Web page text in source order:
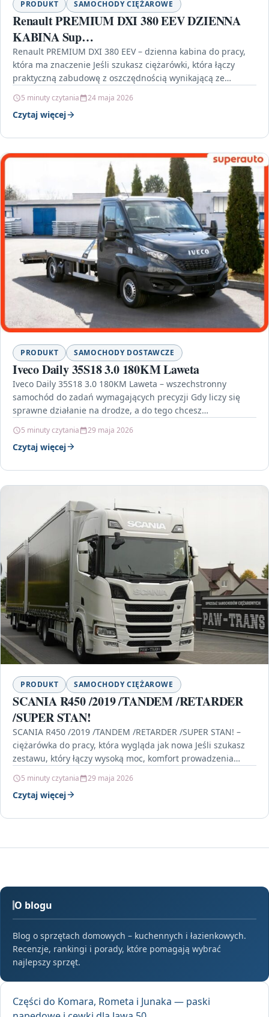
PRODUKT SAMOCHODY CIĘŻAROWE
Renault PREMIUM DXI 380 EEV DZIENNA
KABINA Sup…
Renault PREMIUM DXI 380 EEV – dzienna kabina do pracy,
która ma znaczenie Jeśli szukasz ciężarówki, która łączy
praktyczną zabudowę z oszczędnością wynikającą ze…
5 minuty czytania 24 maja 2026
Czytaj więcej
PRODUKT SAMOCHODY DOSTAWCZE
Iveco Daily 35S18 3.0 180KM Laweta
Iveco Daily 35S18 3.0 180KM Laweta – wszechstronny
samochód do zadań wymagających precyzji Gdy liczy się
sprawne działanie na drodze, a do tego chcesz…
5 minuty czytania 29 maja 2026
Czytaj więcej
PRODUKT SAMOCHODY CIĘŻAROWE
SCANIA R450 /2019 /TANDEM /RETARDER
/SUPER STAN!
SCANIA R450 /2019 /TANDEM /RETARDER /SUPER STAN! –
ciężarówka do pracy, która wygląda jak nowa Jeśli szukasz
zestawu, który łączy wysoką moc, komfort prowadzenia…
5 minuty czytania 29 maja 2026
Czytaj więcej
O blogu
Blog o sprzętach domowych – kuchennych i łazienkowych.
Recenzje, rankingi i porady, które pomagają wybrać
najlepszy sprzęt.
Części do Komara, Rometa i Junaka — paski